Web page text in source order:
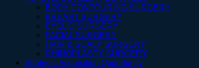
BODY CONTOURING SURGERY
BREAST SURGERY
EYELID SURGERY
FACIAL SURGERY
HAIR & SCALP SURGERY
RHINOPLASTY SURGERY
Strategic Acquisition Opportunity